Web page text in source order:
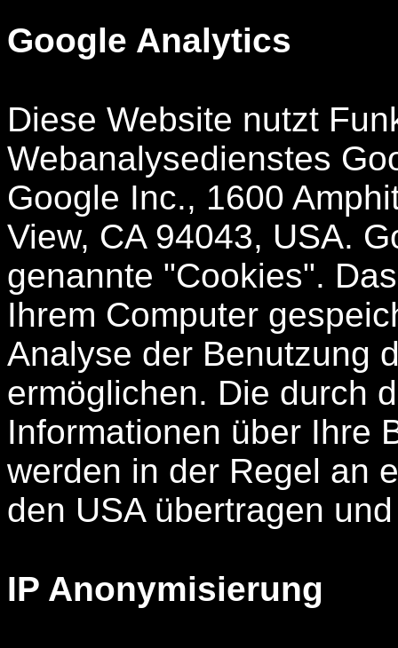
Google Analytics
Diese Website nutzt
Webanalysedienstes
Google Inc., 1600
View, CA 94043, USA.
genannte "Cookies".
Ihrem Computer
Analyse der Benutzung
ermöglichen. Die durch
Informationen über Ihre
werden in der Regel an
den USA übertragen
IP Anonymisierung